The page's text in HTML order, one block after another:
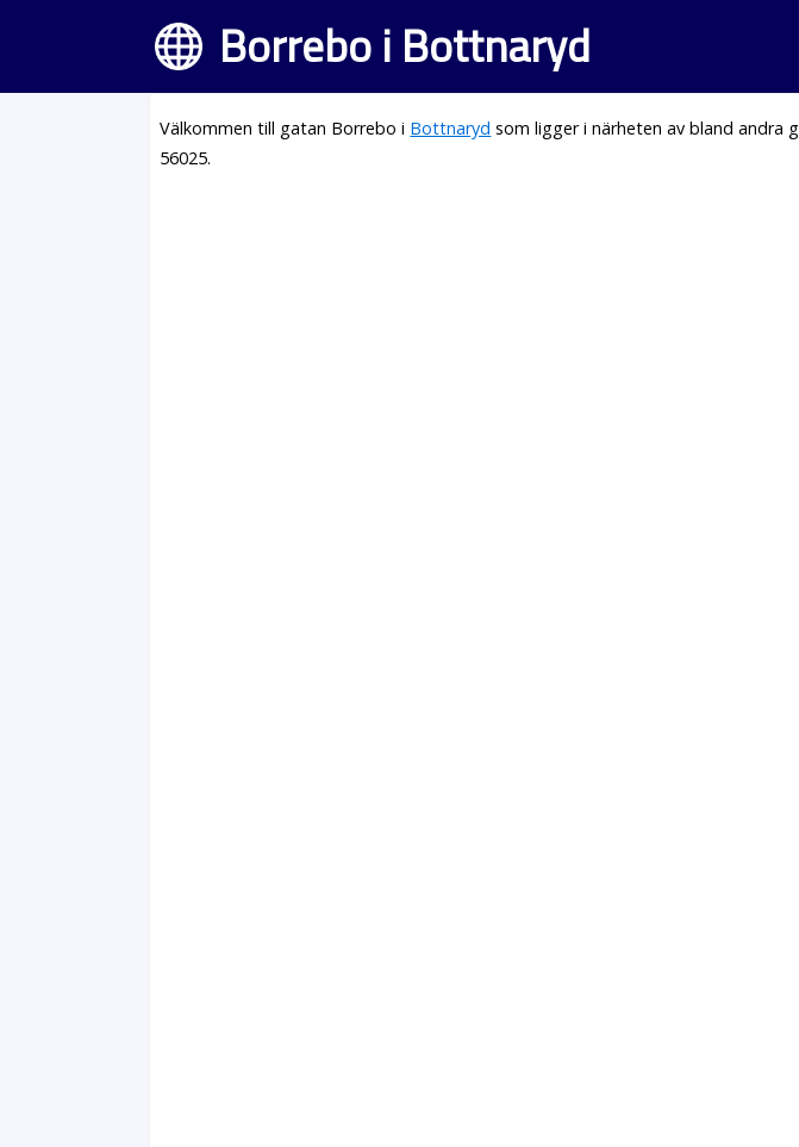
Borrebo i Bottnaryd
Välkommen till gatan Borrebo i Bottnaryd som ligger i närheten av bland andra
56025.